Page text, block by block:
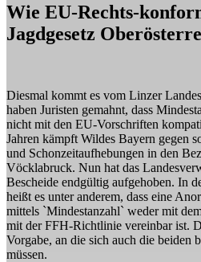
Wie EU-Rechts-
Jagdgesetz
Diesmal kommt es vom Linzer
haben Juristen gemahnt, dass
nicht mit den EU-Vorschriften
Jahren kämpft Wildes Bayern gegen
und Schonzeitaufhebungen in den
Vöcklabruck. Nun hat das
Bescheide endgültig aufgehoben. In
heißt es unter anderem, dass eine
mittels `Mindestanzahl` weder mit
mit der FFH-Richtlinie vereinbar ist.
Vorgabe, an die sich auch die beiden
müssen.